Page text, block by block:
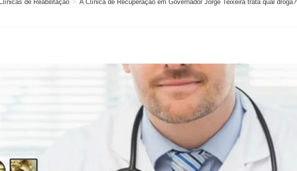
de Reabilitação > A Clínica de Recuperação em Governador Jorge Teixeira trata qual droga?